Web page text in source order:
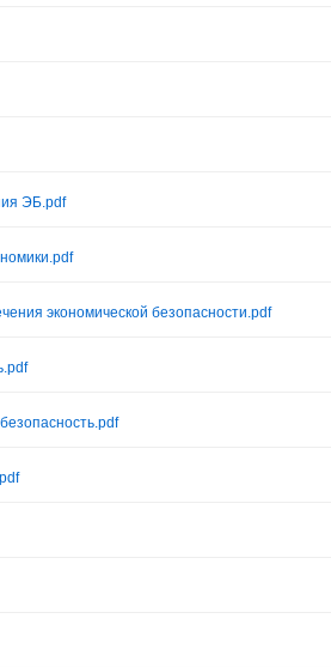
ЭБ.pdf
экономической безопасности.pdf